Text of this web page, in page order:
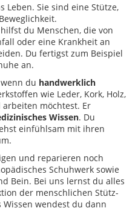
Leben. Sie sind eine Stütze,
hilfst du Menschen, die von
oder eine Krankheit an
Du fertigst zum Beispiel
an.
du handwerklich
wie Leder, Kork, Holz,
möchtest. Er
Wissen. Du
einfühlsam mit ihren
und reparieren noch
Schuhwerk sowie
Bein. Bei uns lernst du alles
der menschlichen Stütz-
Wissen wendest du dann